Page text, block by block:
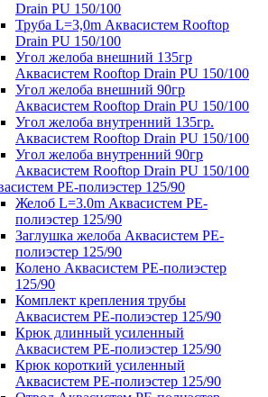
Drain PU 150/100
Труба L=3,0m Аквасистем Rooftop
Drain PU 150/100
Угол желоба внешний 135гр
Аквасистем Rooftop Drain PU 150/100
Угол желоба внешний 90гр
Аквасистем Rooftop Drain PU 150/100
Угол желоба внутренний 135гр.
Аквасистем Rooftop Drain PU 150/100
Угол желоба внутренний 90гр
Аквасистем Rooftop Drain PU 150/100
PE-полиэстер 125/90
Желоб L=3.0m Аквасистем PE-
полиэстер 125/90
Заглушка желоба Аквасистем PE-
полиэстер 125/90
Колено Аквасистем PE-полиэстер
125/90
Комплект крепления трубы
Аквасистем PE-полиэстер 125/90
Крюк длинный усиленный
Аквасистем PE-полиэстер 125/90
Крюк короткий усиленный
Аквасистем PE-полиэстер 125/90